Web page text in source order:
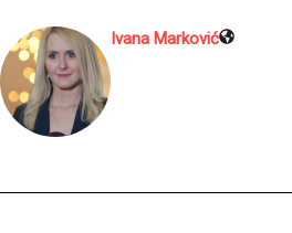
Ivana Marković